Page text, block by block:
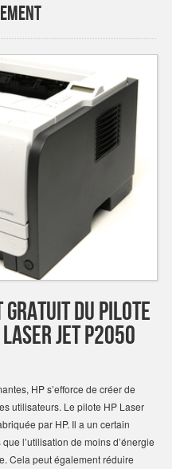
gratuitdupilote
Laser JetP2050
HP s’efforce de créer de
utilisateurs. Le pilote HP Laser
par HP. Il a un certain
l’utilisation de moins d’énergie
Cela peut également réduire